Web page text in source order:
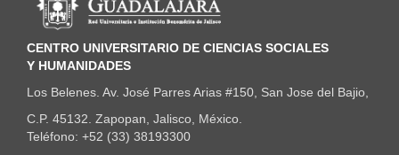
CENTRO UNIVERSITARIO DE CIENCIAS SOCIALES
Y HUMANIDADES
Los Belenes. Av. José Parres Arias #150, San Jose del Bajio,
C.P. 45132. Zapopan, Jalisco, México.
Teléfono: +52 (33) 38193300